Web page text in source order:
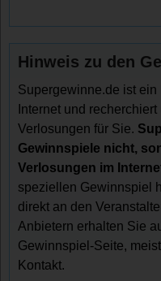
Hinweis zu den
Supergewinne.de ist
Internet und
Verlosungen für Sie.
Gewinnspiele nicht,
Verlosungen im
speziellen Gewinnspiel
direkt an den
Anbietern erhalten Sie
Gewinnspiel-Seite,
Kontakt.